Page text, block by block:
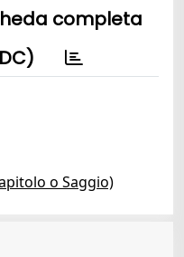
completa
o Saggio)